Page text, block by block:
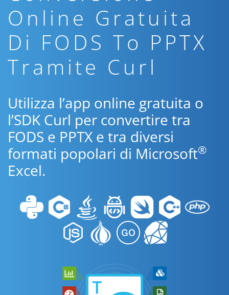
Online Gratuita
Di FODS To PPTX
Tramite Curl
Utilizza l’app online gratuita o
l’SDK Curl per convertire tra
FODS e PPTX e tra diversi
formati popolari di Microsoft®
Excel.